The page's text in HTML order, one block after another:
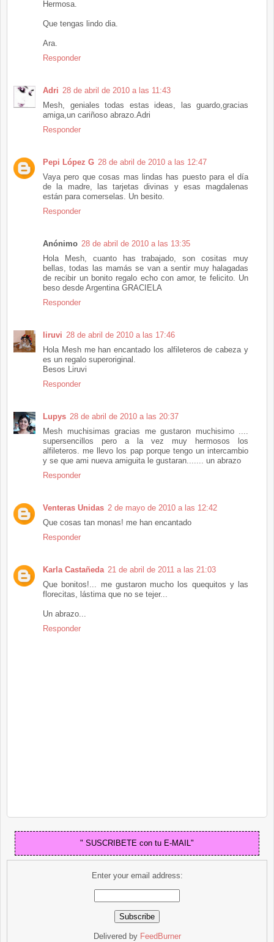
Hermosa.
Que tengas lindo dia.
Ara.
Responder
Adri 28 de abril de 2010 a las 11:43
Mesh, geniales todas estas ideas, las guardo,gracias
amiga,un cariñoso abrazo.Adri
Responder
Pepi López G 28 de abril de 2010 a las 12:47
Vaya pero que cosas mas lindas has puesto para el día
de la madre, las tarjetas divinas y esas magdalenas
están para comerselas. Un besito.
Responder
Anónimo 28 de abril de 2010 a las 13:35
Hola Mesh, cuanto has trabajado, son cositas muy
bellas, todas las mamás se van a sentir muy halagadas
de recibir un bonito regalo echo con amor, te felicito. Un
beso desde Argentina GRACIELA
Responder
liruvi 28 de abril de 2010 a las 17:46
Hola Mesh me han encantado los alfileteros de cabeza y
es un regalo superoriginal.
Besos Liruvi
Responder
Lupys 28 de abril de 2010 a las 20:37
Mesh muchisimas gracias me gustaron muchisimo ....
supersencillos pero a la vez muy hermosos los
alfileteros. me llevo los pap porque tengo un intercambio
y se que ami nueva amiguita le gustaran....... un abrazo
Responder
Venteras Unidas 2 de mayo de 2010 a las 12:42
Que cosas tan monas! me han encantado
Responder
Karla Castañeda 21 de abril de 2011 a las 21:03
Que bonitos!... me gustaron mucho los quequitos y las
florecitas, lástima que no se tejer...
Un abrazo...
Responder
" SUSCRIBETE con tu E-MAIL"
Enter your email address:
Delivered by FeedBurner